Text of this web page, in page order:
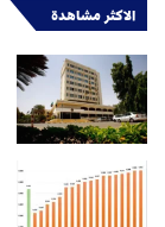
الاكثر مشاهدة